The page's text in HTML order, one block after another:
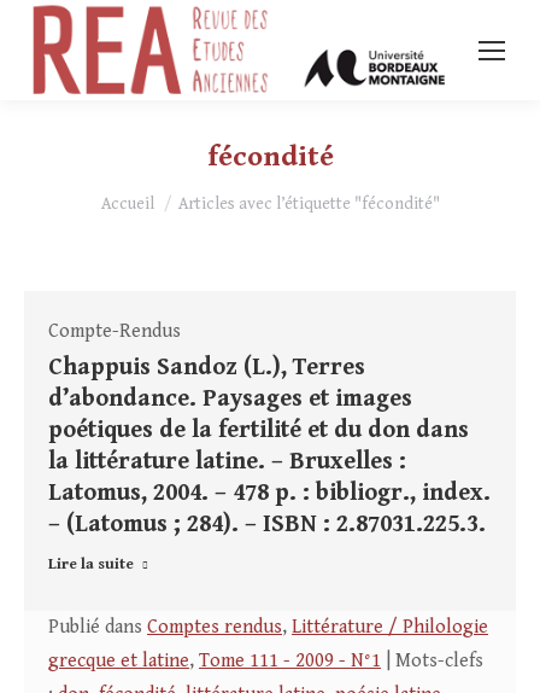
fécondité
Vous êtes ici :
Accueil Articles avec l’étiquette "fécondité"
Compte-Rendus
Chappuis Sandoz (L.), Terres
d’abondance. Paysages et images
poétiques de la fertilité et du don dans
la littérature latine. – Bruxelles :
Latomus, 2004. – 478 p. : bibliogr., index.
– (Latomus ; 284). – ISBN : 2.87031.225.3.
Lire la suite
Publié dans Comptes rendus, Littérature / Philologie
grecque et latine, Tome 111 - 2009 - N°1 | Mots-clefs